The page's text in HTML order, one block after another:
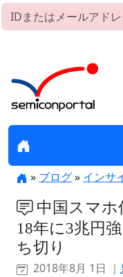
» ブログ» インサ
中国スマホ
18年に3兆円
ち切り
2018年8月 1日 ｜